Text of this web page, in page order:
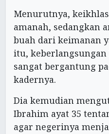
Menurutnya,
amanah, sedangkan
buah dari keimanan
itu,
sangat bergantung
kadernya.
Dia kemudian
Ibrahim ayat 35
agar negerinya